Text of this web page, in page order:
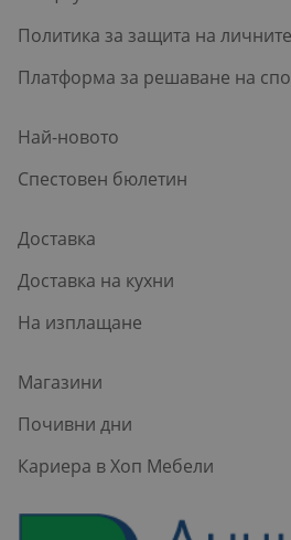
Политика за защита на
Платформа за решаване на
Най-новото
Спестовен бюлетин
Доставка
Доставка на кухни
На изплащане
Магазини
Почивни дни
Кариера в Хоп Мебели